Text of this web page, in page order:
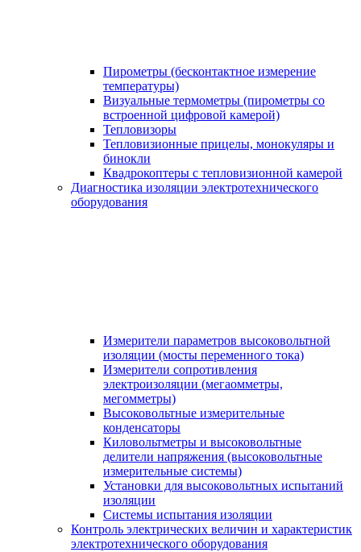
Пирометры (бесконтактное измерение
температуры)
Визуальные термометры (пирометры со
встроенной цифровой камерой)
Тепловизоры
Тепловизионные прицелы, монокуляры и
бинокли
Квадрокоптеры с тепловизионной камерой
Диагностика изоляции электротехнического
оборудования
Измерители параметров высоковольтной
изоляции (мосты переменного тока)
Измерители сопротивления
электроизоляции (мегаомметры,
мегомметры)
Высоковольтные измерительные
конденсаторы
Киловольтметры и высоковольтные
делители напряжения (высоковольтные
измерительные системы)
Установки для высоковольтных испытаний
изоляции
Системы испытания изоляции
Контроль электрических величин и характеристик
электротехнического оборудования